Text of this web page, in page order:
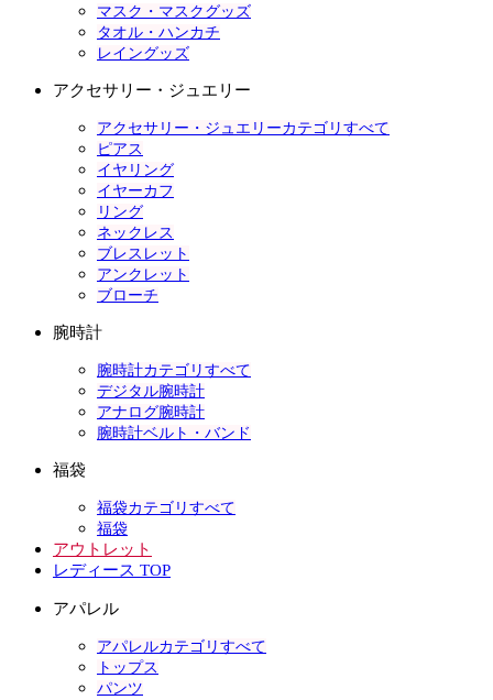
マスク・マスクグッズ
タオル・ハンカチ
レイングッズ
アクセサリー・ジュエリー
アクセサリー・ジュエリーカテゴリすべて
ピアス
イヤリング
イヤーカフ
リング
ネックレス
ブレスレット
アンクレット
ブローチ
腕時計
腕時計カテゴリすべて
デジタル腕時計
アナログ腕時計
腕時計ベルト・バンド
福袋
福袋カテゴリすべて
福袋
アウトレット
レディース TOP
アパレル
アパレルカテゴリすべて
トップス
パンツ